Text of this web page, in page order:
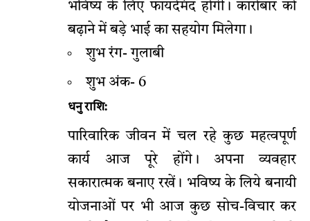
भविष्य के लिए फायदेमंद होगी। कारोबार को
बढ़ाने में बड़े भाई का सहयोग मिलेगा।
शुभ रंग- गुलाबी
शुभ अंक- 6
धनु राशि:
पारिवारिक जीवन में चल रहे कुछ महत्वपूर्ण
कार्य आज पूरे होंगे। अपना व्यवहार
सकारात्मक बनाए रखें। भविष्य के लिये बनायी
योजनाओं पर भी आज कुछ सोच-विचार कर